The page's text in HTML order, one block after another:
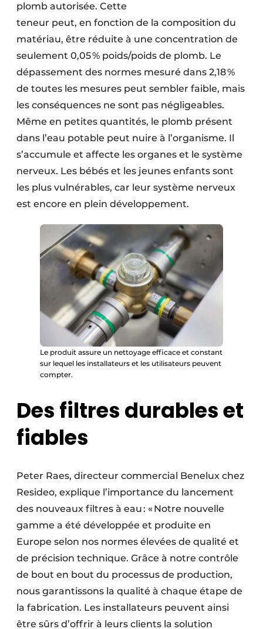
plomb autorisée. Cette
teneur peut, en fonction de la composition du
matériau, être réduite à une concentration de
seulement 0,05 % poids/poids de plomb. Le
dépassement des normes mesuré dans 2,18 %
de toutes les mesures peut sembler faible, mais
les conséquences ne sont pas négligeables.
Même en petites quantités, le plomb présent
dans l’eau potable peut nuire à l’organisme. Il
s’accumule et affecte les organes et le système
nerveux. Les bébés et les jeunes enfants sont
les plus vulnérables, car leur système nerveux
est encore en plein développement.
Le produit assure un nettoyage efficace et constant
sur lequel les installateurs et les utilisateurs peuvent
compter.
Des filtres durables et
fiables
Peter Raes, directeur commercial Benelux chez
Resideo, explique l’importance du lancement
des nouveaux filtres à eau : « Notre nouvelle
gamme a été développée et produite en
Europe selon nos normes élevées de qualité et
de précision technique. Grâce à notre contrôle
de bout en bout du processus de production,
nous garantissons la qualité à chaque étape de
la fabrication. Les installateurs peuvent ainsi
être sûrs d’offrir à leurs clients la solution